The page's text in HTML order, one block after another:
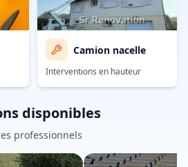
Camion nacelle
Interventions en hauteur
disponibles
professionnels